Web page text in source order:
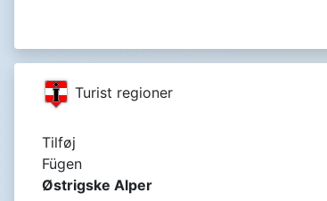
Turist regioner
Tilføj
Fügen
Østrigske Alper